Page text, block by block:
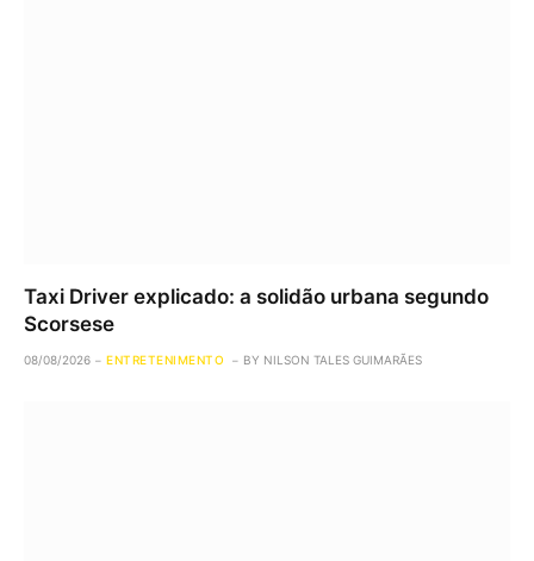
Taxi Driver explicado: a solidão urbana segundo
Scorsese
08/08/2026 ENTRETENIMENTO BY NILSON TALES GUIMARÃES